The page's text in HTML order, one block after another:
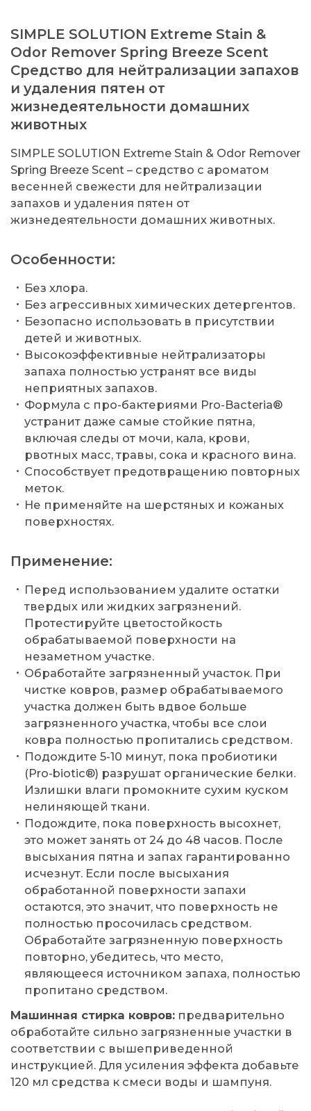
SIMPLE SOLUTION Extreme Stain &
Odor Remover Spring Breeze Scent
Средство для нейтрализации запахов
и удаления пятен от
жизнедеятельности домашних
животных
SIMPLE SOLUTION Extreme Stain & Odor Remover
Spring Breeze Scent – средство с ароматом
весенней свежести для нейтрализации
запахов и удаления пятен от
жизнедеятельности домашних животных.
Особенности:
Без хлора.
Без агрессивных химических детергентов.
Безопасно использовать в присутствии
детей и животных.
Высокоэффективные нейтрализаторы
запаха полностью устранят все виды
неприятных запахов.
Формула с про-бактериями Pro-Bacteria®
устранит даже самые стойкие пятна,
включая следы от мочи, кала, крови,
рвотных масс, травы, сока и красного вина.
Способствует предотвращению повторных
меток.
Не применяйте на шерстяных и кожаных
поверхностях.
Применение:
Перед использованием удалите остатки
твердых или жидких загрязнений.
Протестируйте цветостойкость
обрабатываемой поверхности на
незаметном участке.
Обработайте загрязненный участок. При
чистке ковров, размер обрабатываемого
участка должен быть вдвое больше
загрязненного участка, чтобы все слои
ковра полностью пропитались средством.
Подождите 5-10 минут, пока пробиотики
(Pro-biotic®) разрушат органические белки.
Излишки влаги промокните сухим куском
нелиняющей ткани.
Подождите, пока поверхность высохнет,
это может занять от 24 до 48 часов. После
высыхания пятна и запах гарантированно
исчезнут. Если после высыхания
обработанной поверхности запахи
остаются, это значит, что поверхность не
полностью просочилась средством.
Обработайте загрязненную поверхность
повторно, убедитесь, что место,
являющееся источником запаха, полностью
пропитано средством.
Машинная стирка ковров: предварительно
обработайте сильно загрязненные участки в
соответствии с вышеприведенной
инструкцией. Для усиления эффекта добавьте
120 мл средства к смеси воды и шампуня.